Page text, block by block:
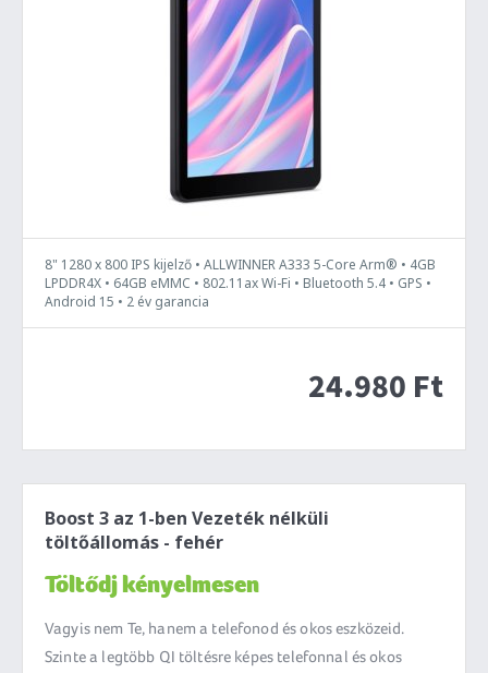
8" 1280 x 800 IPS kijelző • ALLWINNER A333 5-Core Arm® • 4GB
LPDDR4X • 64GB eMMC • 802.11ax Wi-Fi • Bluetooth 5.4 • GPS •
Android 15 • 2 év garancia
24.980 Ft
Boost 3 az 1-ben Vezeték nélküli
töltőállomás - fehér
Töltődj kényelmesen
Vagyis nem Te, hanem a telefonod és okos eszközeid.
Szinte a legtöbb QI töltésre képes telefonnal és okos